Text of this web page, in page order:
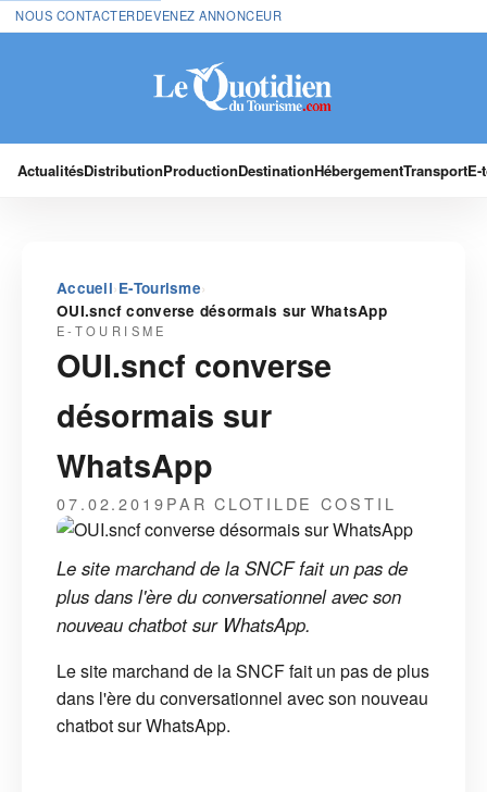
NOUS CONTACTERDEVENEZ ANNONCEUR
ActualitésDistributionProductionDestinationHébergementTransport
Accueil›E-Tourisme›
OUI.sncf converse désormais sur WhatsApp
E-TOURISME
OUI.sncf converse
désormais sur
WhatsApp
07.02.2019PAR CLOTILDE COSTIL
Le site marchand de la SNCF fait un pas de
plus dans l'ère du conversationnel avec son
nouveau chatbot sur WhatsApp.
Le site marchand de la SNCF fait un pas de plus
dans l'ère du conversationnel avec son nouveau
chatbot sur WhatsApp.